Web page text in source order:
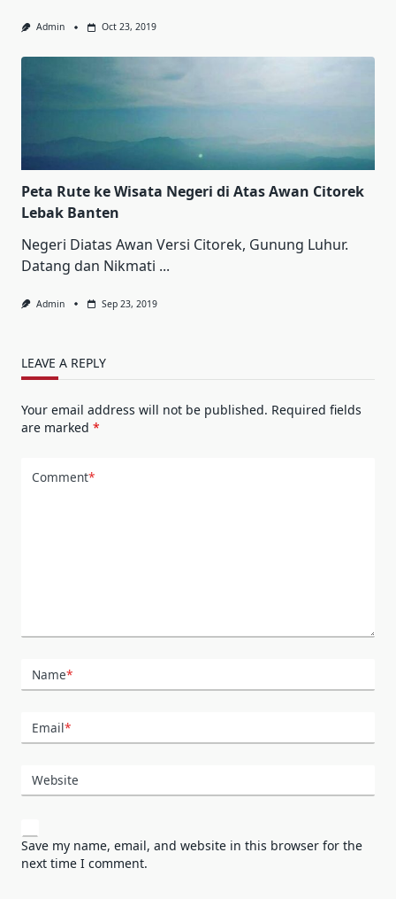
Admin Oct 23, 2019
Peta Rute ke Wisata Negeri di Atas Awan Citorek
Lebak Banten
Negeri Diatas Awan Versi Citorek, Gunung Luhur.
Datang dan Nikmati ...
Admin Sep 23, 2019
LEAVE A REPLY
Your email address will not be published. Required fields
are marked *
Comment*
Name*
Email*
Website
Save my name, email, and website in this browser for the
next time I comment.